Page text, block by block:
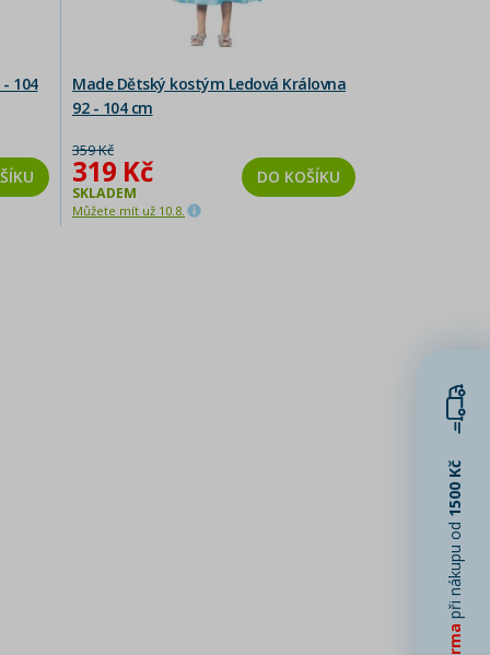
104
Made Dětský kostým Ledová Královna
92 - 104 cm
359 Kč
319 Kč
SKLADEM
Můžete mít už 10.8.
DO KOŠÍKU
při nákupu od
1500 Kč